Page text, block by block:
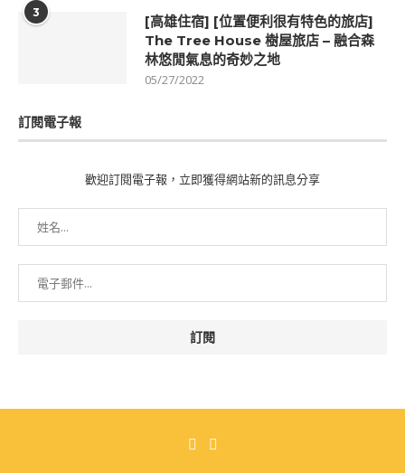
3
[高雄住宿] [位置便利很有特色的旅店]
The Tree House 樹屋旅店 – 融合森
林悠閒氣息的奇妙之地
05/27/2022
訂閱電子報
歡迎訂閱電子報，立即獲得網站新的訊息分享